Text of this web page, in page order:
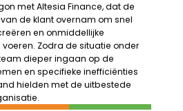
metAltesiaFinance,datde
vandeklantovernamomsnel
enonmiddellijke
voeren. Zodradesituatieonder
dieperingaanopde
enspecifiekeinefficiënties
hieldenmetdeuitbestede